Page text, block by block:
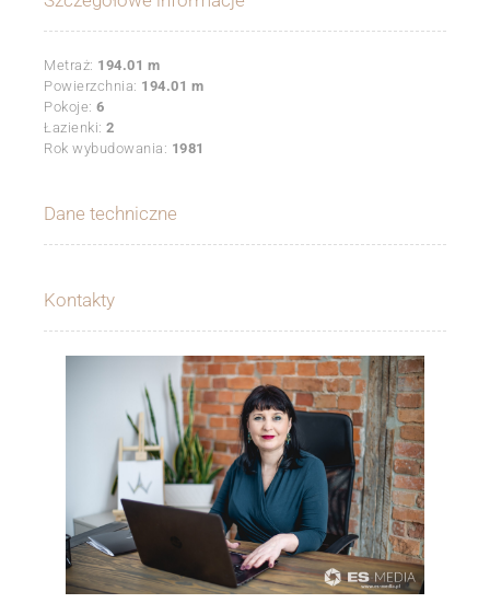
Metraż: 194.01 m
Powierzchnia: 194.01 m
Pokoje: 6
Łazienki: 2
Rok wybudowania: 1981
Dane techniczne
Kontakty